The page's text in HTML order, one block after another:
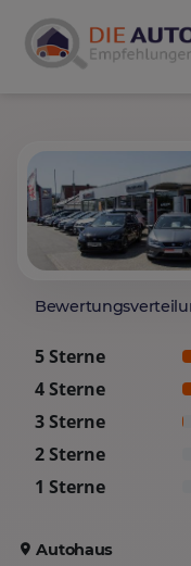
5 Sterne
4 Sterne
3 Sterne
2 Sterne
1 Sterne
Autohaus